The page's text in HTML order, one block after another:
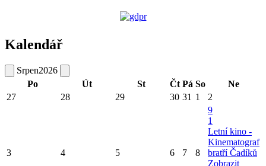
Kalendář
Srpen2026
Po
Út St Čt Pá So
Ne
27
28 29 30 31 1 2
3 4 5 6 7 8
9
1
Letní kino -
Kinematograf
bratří Čadíků
Zobrazit